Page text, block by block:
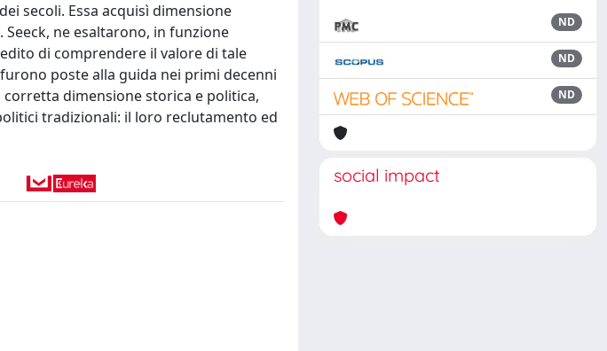
secoli. Essa acquisì dimensione
ne esaltarono, in funzione
di comprendere il valore di tale
poste alla guida nei primi decenni
dimensione storica e politica,
tradizionali: il loro reclutamento ed
ND
ND
ND
social impact